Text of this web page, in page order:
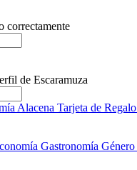
correctamente
Alacena Tarjeta de Regalo
Gastronomía Género